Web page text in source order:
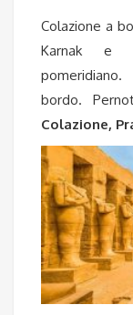
Colazione a
Karnak
bordo.
Colazione,